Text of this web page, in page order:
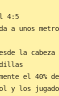
4:5
a unos
la
el 40%
y los